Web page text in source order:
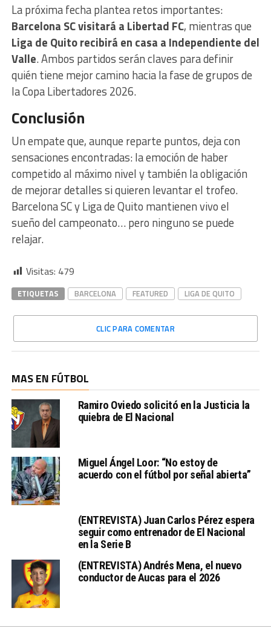
La próxima fecha plantea retos importantes:
Barcelona SC visitará a Libertad FC, mientras que
Liga de Quito recibirá en casa a Independiente del
Valle. Ambos partidos serán claves para definir
quién tiene mejor camino hacia la fase de grupos de
la Copa Libertadores 2026.
Conclusión
Un empate que, aunque reparte puntos, deja con
sensaciones encontradas: la emoción de haber
competido al máximo nivel y también la obligación
de mejorar detalles si quieren levantar el trofeo.
Barcelona SC y Liga de Quito mantienen vivo el
sueño del campeonato… pero ninguno se puede
relajar.
Visitas: 479
ETIQUETAS BARCELONA FEATURED LIGA DE QUITO
CLIC PARA COMENTAR
MAS EN FÚTBOL
Ramiro Oviedo solicitó en la Justicia la
quiebra de El Nacional
Miguel Ángel Loor: “No estoy de
acuerdo con el fútbol por señal abierta”
(ENTREVISTA) Juan Carlos Pérez espera
seguir como entrenador de El Nacional
en la Serie B
(ENTREVISTA) Andrés Mena, el nuevo
conductor de Aucas para el 2026